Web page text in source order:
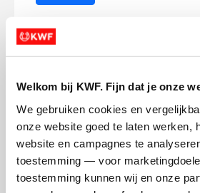
Welkom bij KWF. Fijn dat je onze
We gebruiken cookies en
onze website goed te laten werken,
website en campagnes te
toestemming — voor
toestemming kunnen wij en onze